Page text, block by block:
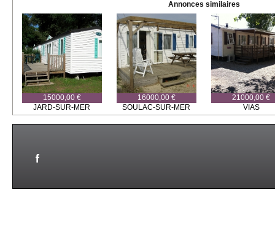
Annonces similaires
15000,00 €
JARD-SUR-MER
16000,00 €
SOULAC-SUR-MER
21000,00 €
VIAS